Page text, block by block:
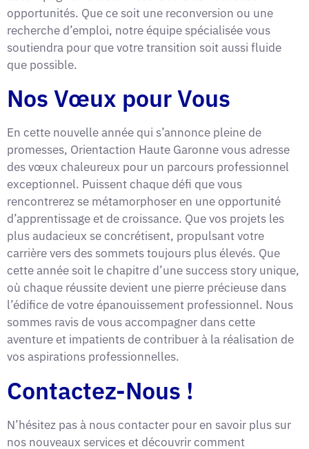
opportunités. Que ce soit une reconversion ou une
recherche d’emploi, notre équipe spécialisée vous
soutiendra pour que votre transition soit aussi fluide
que possible.
Nos Vœux pour Vous
En cette nouvelle année qui s’annonce pleine de
promesses, Orientaction Haute Garonne vous adresse
des vœux chaleureux pour un parcours professionnel
exceptionnel. Puissent chaque défi que vous
rencontrerez se métamorphoser en une opportunité
d’apprentissage et de croissance. Que vos projets les
plus audacieux se concrétisent, propulsant votre
carrière vers des sommets toujours plus élevés. Que
cette année soit le chapitre d’une success story unique,
où chaque réussite devient une pierre précieuse dans
l’édifice de votre épanouissement professionnel. Nous
sommes ravis de vous accompagner dans cette
aventure et impatients de contribuer à la réalisation de
vos aspirations professionnelles.
Contactez-Nous !
N’hésitez pas à nous contacter pour en savoir plus sur
nos nouveaux services et découvrir comment